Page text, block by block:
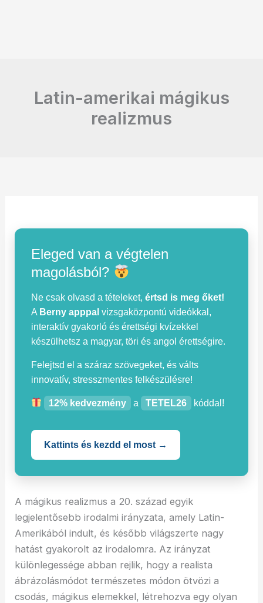
Latin-amerikai mágikus
realizmus
Eleged van a végtelen
magolásból?
Ne csak olvasd a tételeket,értsd is meg őket!
A Berny apppal vizsgaközpontú videókkal,
interaktív gyakorló és érettségi kvízekkel
készülhetsz a magyar, töri és angol érettségire.
Felejtsd el a száraz szövegeket, és válts
innovatív, stresszmentes felkészülésre!
12% kedvezmény a TETEL26 kóddal!
Kattints és kezdd el most →
A mágikus realizmus a 20. század egyik
legjelentősebb irodalmi irányzata, amely Latin-
Amerikából indult, és később világszerte nagy
hatást gyakorolt az irodalomra. Az irányzat
különlegessége abban rejlik, hogy a realista
ábrázolásmódot természetes módon ötvözi a
csodás, mágikus elemekkel, létrehozva egy olyan